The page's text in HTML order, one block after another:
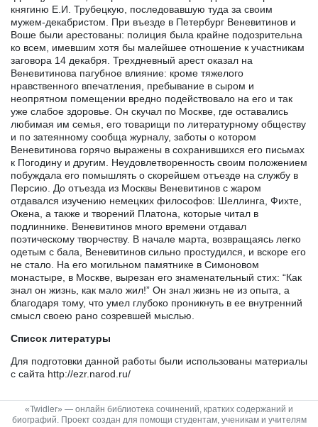
княгиню Е.И. Трубецкую, последовавшую туда за своим
мужем-декабристом. При въезде в Петербург Веневитинов и
Воше были арестованы: полиция была крайне подозрительна
ко всем, имевшим хотя бы малейшее отношение к участникам
заговора 14 декабря. Трехдневный арест оказал на
Веневитинова пагубное влияние: кроме тяжелого
нравственного впечатления, пребывание в сыром и
неопрятном помещении вредно подействовало на его и так
уже слабое здоровье. Он скучал по Москве, где оставались
любимая им семья, его товарищи по литературному обществу
и по затеянному сообща журналу, заботы о котором
Веневитинова горячо выражены в сохранившихся его письмах
к Погодину и другим. Неудовлетворенность своим положением
побуждала его помышлять о скорейшем отъезде на службу в
Персию. До отъезда из Москвы Веневитинов с жаром
отдавался изучению немецких философов: Шеллинга, Фихте,
Окена, а также и творений Платона, которые читал в
подлиннике. Веневитинов много времени отдавал
поэтическому творчеству. В начале марта, возвращаясь легко
одетым с бала, Веневитинов сильно простудился, и вскоре его
не стало. На его могильном памятнике в Симоновом
монастыре, в Москве, вырезан его знаменательный стих: “Как
знал он жизнь, как мало жил!” Он знал жизнь не из опыта, а
благодаря тому, что умел глубоко проникнуть в ее внутренний
смысл своею рано созревшей мыслью.
Список литературы
Для подготовки данной работы были использованы материалы
с сайта http://ezr.narod.ru/
«Twidler» — онлайн библиотека сочинений, кратких содержаний и
биографий. Проект создан для помощи студентам, ученикам и учителям